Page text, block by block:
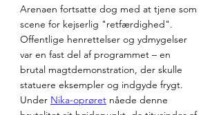
Arenaen fortsatte dog med at tjene som
scene for kejserlig "retfærdighed".
Offentlige henrettelser og ydmygelser
var en fast del af programmet – en
brutal magtdemonstration, der skulle
statuere eksempler og indgyde frygt.
Under Nika-oprøret nåede denne